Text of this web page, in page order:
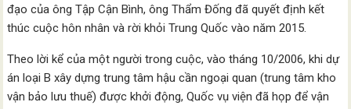
đạo của ông Tập Cận Bình, ông Thẩm Đống đã quyết định kết
thúc cuộc hôn nhân và rời khỏi Trung Quốc vào năm 2015.
Theo lời kể của một người trong cuộc, vào tháng 10/2006, khi dự
án loại B xây dựng trung tâm hậu cần ngoại quan (trung tâm kho
vận bảo lưu thuế) được khởi động, Quốc vụ viện đã họp để vận